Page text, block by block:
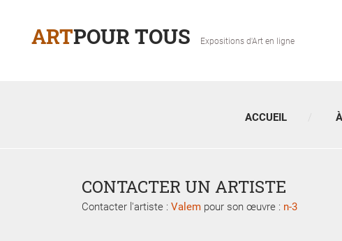
ARTPOUR TOUS Expositions d'Art en ligne
ACCUEIL
CONTACTER UN ARTISTE
Contacter l'artiste : Valem pour son œuvre : n-3